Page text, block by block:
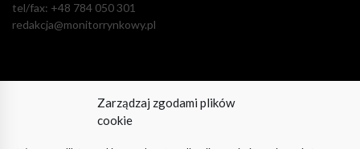
Zarządzaj zgodami plików
cookie
tel/fax: +48 784 050 301
redakcja@monitorrynkowy.pl
Pozostańmy w kontakcie!